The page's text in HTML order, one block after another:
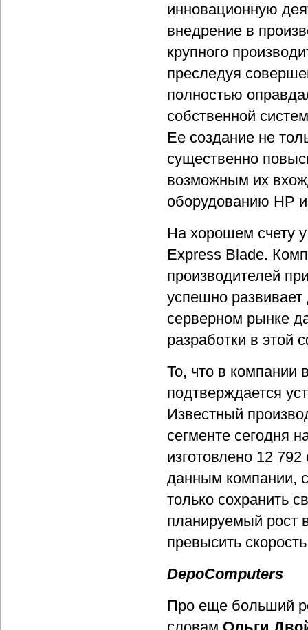
инновационную
внедрение в
крупного
преследуя
полностью
собственной
Ее создание не
существенно
возможным их
оборудованию HP
На хорошем счету
Express Blade.
производителей
успешно
серверном рынке
разработки в этой
То, что в компании
подтверждается
Известный
сегменте сегодня
изготовлено 12
данным компании,
только сохранить
планируемый рост
превысить
DepoComputers
Про еще больший